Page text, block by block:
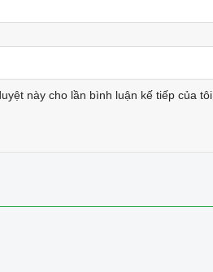
này cho lần bình luận kế tiếp của tôi.